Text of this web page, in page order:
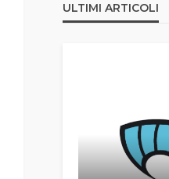
ULTIMI ARTICOLI